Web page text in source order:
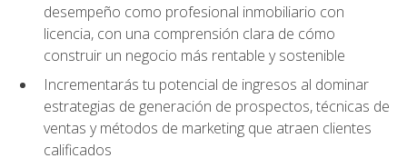
desempeño como profesional inmobiliario con
licencia, con una comprensión clara de cómo
construir un negocio más rentable y sostenible
Incrementarás tu potencial de ingresos al dominar
estrategias de generación de prospectos, técnicas de
ventas y métodos de marketing que atraen clientes
calificados